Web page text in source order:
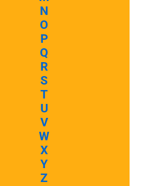
N
O
P
Q
R
S
T
U
V
W
X
Y
Z